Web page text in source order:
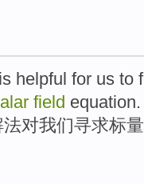
helpful for us to
field equation.
法对我们寻求标量